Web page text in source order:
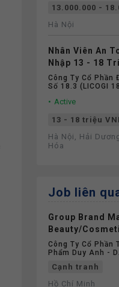
13.000.000 -
Hà Nội
Nhân Viên An
Nhập 13 - 18
Kinh Nghiệm
Công Ty Cổ Phần
Số 18.3 (LICOGI
Active
13 - 18 triệu
Hà Nội, Hải
Hóa
Job liên
Group Brand
Beauty/
Công Ty Cổ Phần
Phẩm Duy Anh -
Cạnh tranh
Hồ Chí Minh